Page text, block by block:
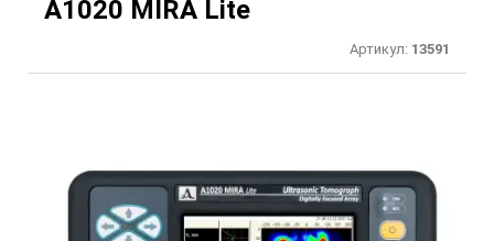
A1020 MIRA Lite
Артикул: 13591